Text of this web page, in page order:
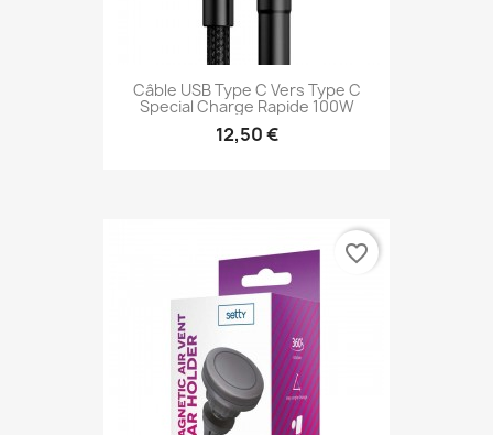
Câble USB Type C Vers Type C
Special Charge Rapide 100W
12,50 €
favorite_border